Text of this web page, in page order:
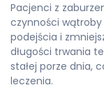
Pacjenci z
czynności
podejścia i
długości trwania
stałej porze dnia,
leczenia.